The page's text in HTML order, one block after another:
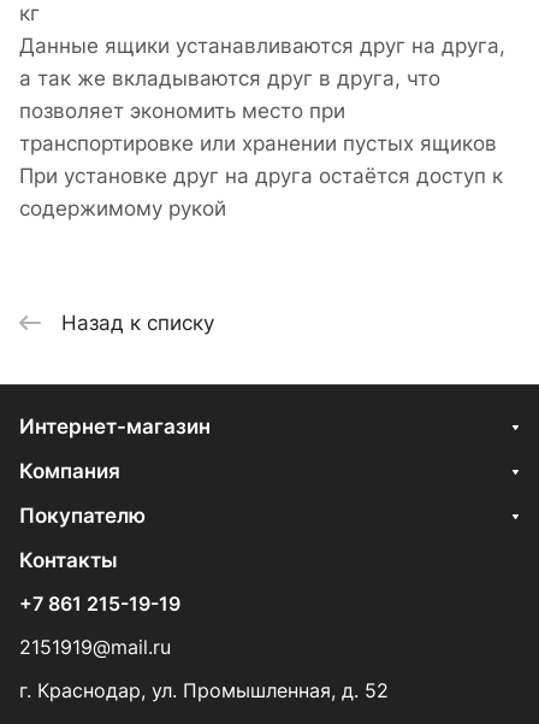
кг
Данные ящики устанавливаются друг на друга,
а так же вкладываются друг в друга, что
позволяет экономить место при
транспортировке или хранении пустых ящиков
При установке друг на друга остаётся доступ к
содержимому рукой
Назад к списку
Интернет-магазин
Компания
Покупателю
Контакты
+7 861 215-19-19
2151919@mail.ru
г. Краснодар, ул. Промышленная, д. 52